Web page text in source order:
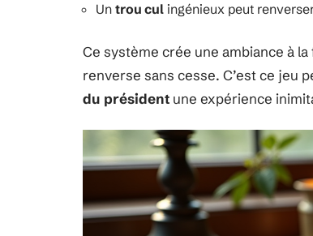
Un trou cul ingénieux peut
Ce système crée une ambiance à
renverse sans cesse. C’est ce jeu
du président une expérience